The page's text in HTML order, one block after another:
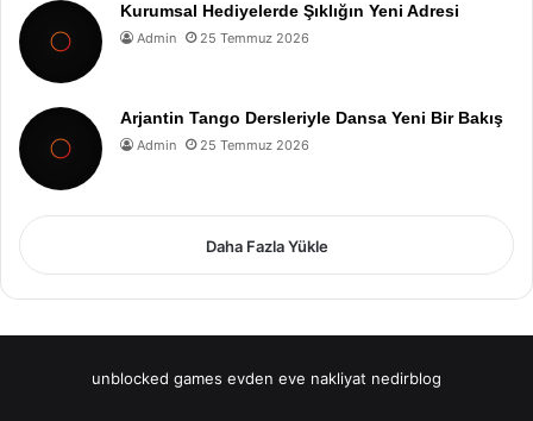
Kurumsal Hediyelerde Şıklığın Yeni Adresi
Admin 25 Temmuz 2026
Arjantin Tango Dersleriyle Dansa Yeni Bir Bakış
Admin 25 Temmuz 2026
Daha Fazla Yükle
unblocked games evden eve nakliyat nedirblog